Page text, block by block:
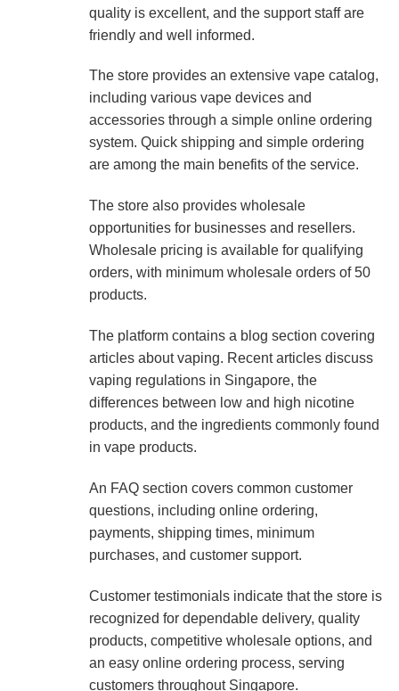
quality is excellent, and the support staff are
friendly and well informed.
The store provides an extensive vape catalog,
including various vape devices and
accessories through a simple online ordering
system. Quick shipping and simple ordering
are among the main benefits of the service.
The store also provides wholesale
opportunities for businesses and resellers.
Wholesale pricing is available for qualifying
orders, with minimum wholesale orders of 50
products.
The platform contains a blog section covering
articles about vaping. Recent articles discuss
vaping regulations in Singapore, the
differences between low and high nicotine
products, and the ingredients commonly found
in vape products.
An FAQ section covers common customer
questions, including online ordering,
payments, shipping times, minimum
purchases, and customer support.
Customer testimonials indicate that the store is
recognized for dependable delivery, quality
products, competitive wholesale options, and
an easy online ordering process, serving
customers throughout Singapore.